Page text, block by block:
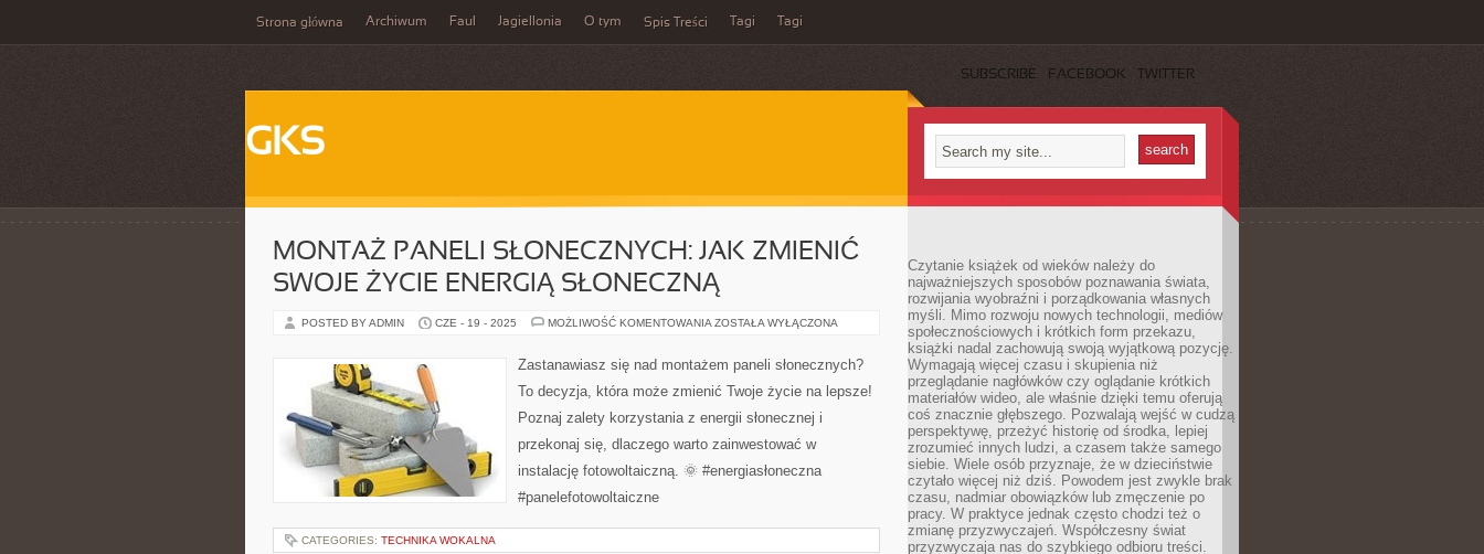
Strona główna Archiwum Faul Jagiellonia O tym Spis Treści Tagi Tagi
SUBSCRIBE FACEBOOK TWITTER
GKS
MONTAŻ PANELI SŁONECZNYCH: JAK ZMIENIĆ
SWOJE ŻYCIE ENERGIĄ SŁONECZNĄ
POSTED BY ADMIN CZE - 19 - 2025 MOŻLIWOŚĆ KOMENTOWANIA MONTAŻ
ZMIENIĆ
ŻYCIE
SŁONECZNĄ
ZOSTAŁA WYŁĄCZONA
Zastanawiasz się nad montażem paneli słonecznych?
To decyzja, która może zmienić Twoje życie na lepsze!
Poznaj zalety korzystania z energii słonecznej i
przekonaj się, dlaczego warto zainwestować w
instalację fotowoltaiczną. 🌞 #energiasłoneczna
#panelefotowoltaiczne
CATEGORIES: TECHNIKA WOKALNA
Czytanie książek od wieków należy do
najważniejszych sposobów poznawania świata,
rozwijania wyobraźni i porządkowania własnych
myśli. Mimo rozwoju nowych technologii, mediów
społecznościowych i krótkich form przekazu,
książki nadal zachowują swoją wyjątkową pozycję.
Wymagają więcej czasu i skupienia niż
przeglądanie nagłówków czy oglądanie krótkich
materiałów wideo, ale właśnie dzięki temu oferują
coś znacznie głębszego. Pozwalają wejść w cudzą
perspektywę, przeżyć historię od środka, lepiej
zrozumieć innych ludzi, a czasem także samego
siebie. Wiele osób przyznaje, że w dzieciństwie
czytało więcej niż dziś. Powodem jest zwykle brak
czasu, nadmiar obowiązków lub zmęczenie po
pracy. W praktyce jednak często chodzi też o
zmianę przyzwyczajeń. Współczesny świat
przyzwyczaja nas do szybkiego odbioru treści.